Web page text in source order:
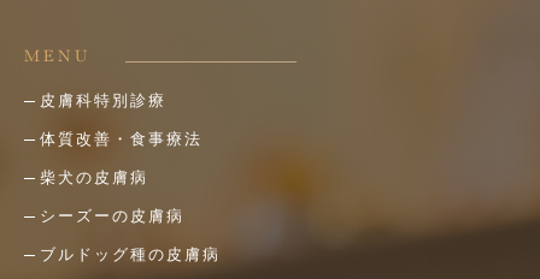
MENU
皮膚科特別診療
体質改善・食事療法
柴犬の皮膚病
シーズーの皮膚病
ブルドッグ種の皮膚病